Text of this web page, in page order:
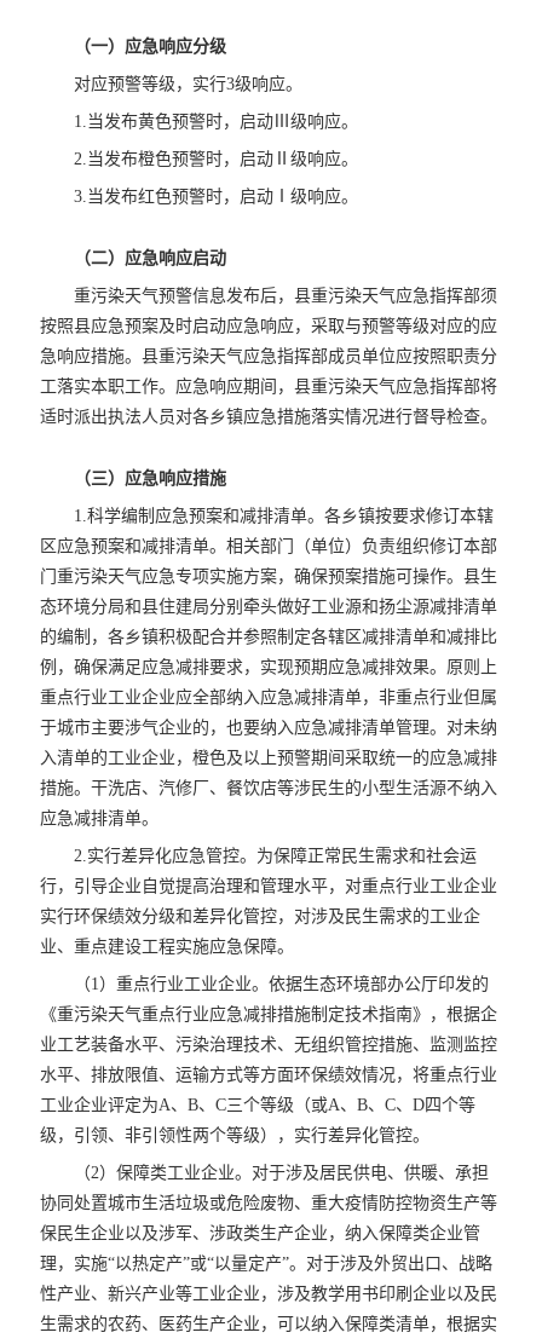
（一）应急响应分级
对应预警等级，实行3级响应。
1.当发布黄色预警时，启动Ⅲ级响应。
2.当发布橙色预警时，启动Ⅱ级响应。
3.当发布红色预警时，启动Ⅰ级响应。
（二）应急响应启动
重污染天气预警信息发布后，县重污染天气应急指挥部须
按照县应急预案及时启动应急响应，采取与预警等级对应的应
急响应措施。县重污染天气应急指挥部成员单位应按照职责分
工落实本职工作。应急响应期间，县重污染天气应急指挥部将
适时派出执法人员对各乡镇应急措施落实情况进行督导检查。
（三）应急响应措施
1.科学编制应急预案和减排清单。各乡镇按要求修订本辖
区应急预案和减排清单。相关部门（单位）负责组织修订本部
门重污染天气应急专项实施方案，确保预案措施可操作。县生
态环境分局和县住建局分别牵头做好工业源和扬尘源减排清单
的编制，各乡镇积极配合并参照制定各辖区减排清单和减排比
例，确保满足应急减排要求，实现预期应急减排效果。原则上
重点行业工业企业应全部纳入应急减排清单，非重点行业但属
于城市主要涉气企业的，也要纳入应急减排清单管理。对未纳
入清单的工业企业，橙色及以上预警期间采取统一的应急减排
措施。干洗店、汽修厂、餐饮店等涉民生的小型生活源不纳入
应急减排清单。
2.实行差异化应急管控。为保障正常民生需求和社会运
行，引导企业自觉提高治理和管理水平，对重点行业工业企业
实行环保绩效分级和差异化管控，对涉及民生需求的工业企
业、重点建设工程实施应急保障。
（1）重点行业工业企业。依据生态环境部办公厅印发的
《重污染天气重点行业应急减排措施制定技术指南》，根据企
业工艺装备水平、污染治理技术、无组织管控措施、监测监控
水平、排放限值、运输方式等方面环保绩效情况，将重点行业
工业企业评定为A、B、C三个等级（或A、B、C、D四个等
级，引领、非引领性两个等级），实行差异化管控。
（2）保障类工业企业。对于涉及居民供电、供暖、承担
协同处置城市生活垃圾或危险废物、重大疫情防控物资生产等
保民生企业以及涉军、涉政类生产企业，纳入保障类企业管
理，实施“以热定产”或“以量定产”。对于涉及外贸出口、战略
性产业、新兴产业等工业企业，涉及教学用书印刷企业以及民
生需求的农药、医药生产企业，可以纳入保障类清单，根据实